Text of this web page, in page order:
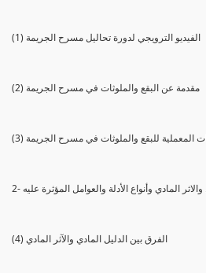
(1) الفيديو الترويجي لدورة تحاليل مسرح الجريمة
(2) مقدمة عن البقع والملوثات في مسرح الجريمة
المعملية للبقع والملوثات في مسرح الجريمة
والاثر المادي وأنواع الأدلة والعوامل المؤثرة عليه
(4) الفرق بين الدليل المادي والآثر المادي